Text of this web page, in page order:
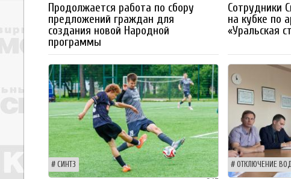
Продолжается работа по сбору
предложений граждан для
создания новой Народной
программы
Сотрудники
на кубке по
«Уральская
СИНТЗ ОТКЛЮЧЕНИЕ